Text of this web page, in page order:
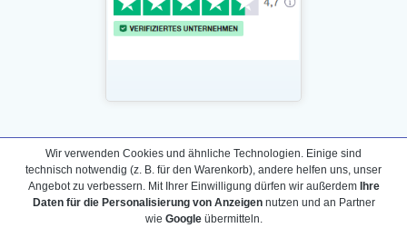
Daten­schutz­erklärung
Widerrufs­recht /Widerrufs­formular
AGB & Info
Impressum
Wir verwenden Cookies und ähnliche Technologien. Einige sind
technisch notwendig (z. B. für den Warenkorb), andere helfen uns, unser
Angebot zu verbessern. Mit Ihrer Einwilligung dürfen wir außerdem Ihre
Daten für die Personalisierung von Anzeigennutzen und an Partner
wie Googleübermitteln.